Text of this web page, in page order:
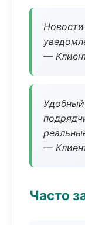
—
—
Часто